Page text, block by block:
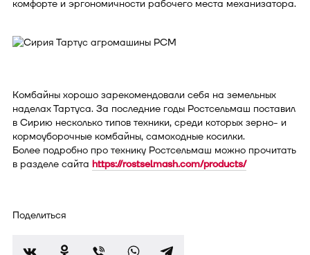
комфорте и эргономичности рабочего места механизатора.
Комбайны хорошо зарекомендовали себя на земельных
наделах Тартуса. За последние годы Ростсельмаш поставил
в Сирию несколько типов техники, среди которых зерно- и
кормоуборочные комбайны, самоходные косилки.
Более подробно про технику Ростсельмаш можно прочитать
в разделе сайта https://rostselmash.com/products/
Поделиться